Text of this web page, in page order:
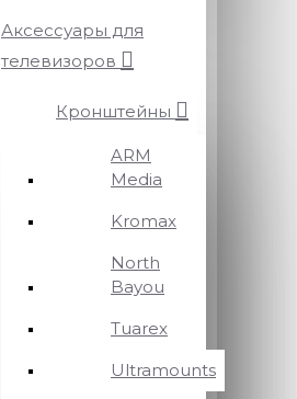
Аксессуары для
телевизоров
Кронштейны
ARM
Media
Kromax
North
Bayou
Tuarex
Ultramounts